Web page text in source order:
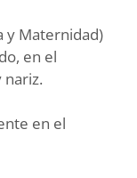
y Maternidad)
en el
nariz.
en el